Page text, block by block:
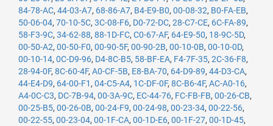
84-78-AC, 44-03-A7, 68-86-A7, B4-E9-B0, 00-08-32, B0-FA-EB,
50-06-04, 70-10-5C, 3C-08-F6, D0-72-DC, 28-C7-CE, 6C-FA-89,
58-F3-9C, 34-62-88, 88-1D-FC, C0-67-AF, 64-E9-50, 18-9C-5D,
00-50-A2, 00-50-F0, 00-90-5F, 00-90-2B, 00-10-0B, 00-10-0D,
00-10-14, 0C-D9-96, D4-8C-B5, 58-BF-EA, F4-7F-35, 2C-36-F8,
28-94-0F, 8C-60-4F, A0-CF-5B, E8-BA-70, 64-D9-89, 44-D3-CA,
44-E4-D9, 64-00-F1 , 04-C5-A4, 1C-DF-0F, 8C-B6-4F, AC-A0-16,
A4-0C-C3, DC-7B-94, 00-3A-9C, EC-44-76, FC-FB-FB, 00-26-CB,
00-25-B5, 00-26-0B, 00-24-F9, 00-24-98, 00-23-34, 00-22-56,
00-22-55, 00-23-04, 00-1F-CA, 00-1D-E6, 00-1F-27, 00-1D-45,